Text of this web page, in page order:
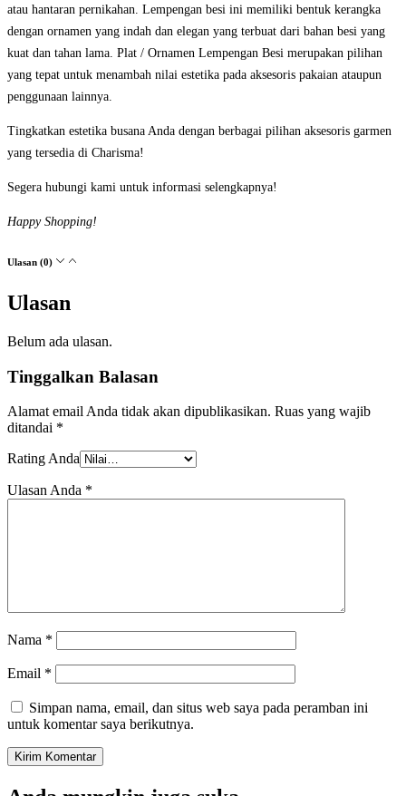
atau hantaran pernikahan. Lempengan besi ini memiliki bentuk kerangka
dengan ornamen yang indah dan elegan yang terbuat dari bahan besi yang
kuat dan tahan lama. Plat / Ornamen Lempengan Besi merupakan pilihan
yang tepat untuk menambah nilai estetika pada aksesoris pakaian ataupun
penggunaan lainnya.
Tingkatkan estetika busana Anda dengan berbagai pilihan aksesoris garmen
yang tersedia di Charisma!
Segera hubungi kami untuk informasi selengkapnya!
Happy Shopping!
Ulasan (0)
Ulasan
Belum ada ulasan.
Tinggalkan Balasan
Alamat email Anda tidak akan dipublikasikan. Ruas yang wajib
ditandai *
Rating Anda
Ulasan Anda *
Nama *
Email *
Simpan nama, email, dan situs web saya pada peramban ini
untuk komentar saya berikutnya.